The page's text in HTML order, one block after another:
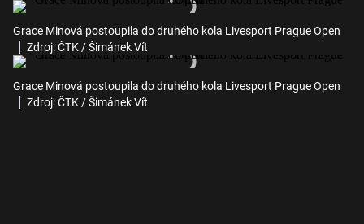
Grace Minová postoupila do druhého kola Livesport Prague Open
Zdroj: ČTK / Šimánek Vít
Grace Minová postoupila do druhého kola Livesport Prague Open
Zdroj: ČTK / Šimánek Vít